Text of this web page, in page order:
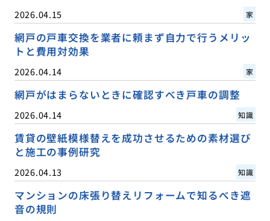
2026.04.15 家
網戸の戸車交換を業者に頼まず自力で行うメリッ
トと費用対効果
2026.04.14 家
網戸がはまらないときに確認すべき戸車の調整
2026.04.14 知識
賃貸の壁紙模様替えを成功させるための素材選び
と施工の事例研究
2026.04.13 知識
マンションの床張り替えリフォームで知るべき遮
音の規則